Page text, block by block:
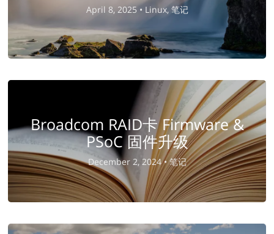
April 8, 2025 • Linux, 笔记
Broadcom RAID卡 Firmware &
PSoC 固件升级
December 2, 2024 •笔记